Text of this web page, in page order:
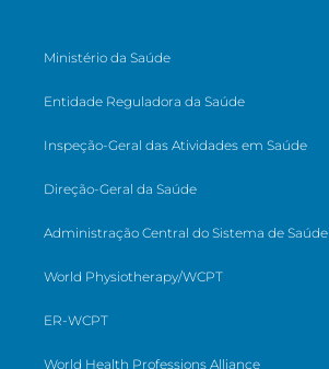
Ministério da Saúde
Entidade Reguladora da Saúde
Inspeção-Geral das Atividades em Saúde
Direção-Geral da Saúde
Administração Central do Sistema de Saúde
World Physiotherapy/WCPT
ER-WCPT
World Health Professions Alliance